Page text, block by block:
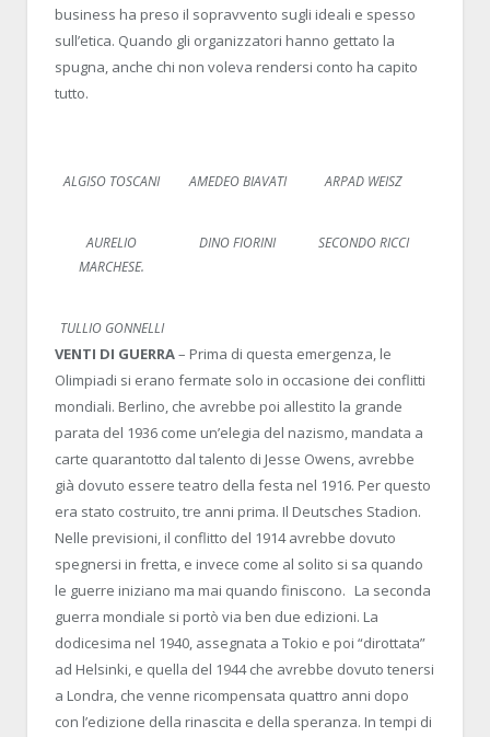
business ha preso il sopravvento sugli ideali e spesso
sull’etica. Quando gli organizzatori hanno gettato la
spugna, anche chi non voleva rendersi conto ha capito
tutto.
ALGISO TOSCANI AMEDEO BIAVATI ARPAD WEISZ
AURELIO
MARCHESE.
DINO FIORINI SECONDO RICCI
TULLIO GONNELLI
VENTI DI GUERRA– Prima di questa emergenza, le
Olimpiadi si erano fermate solo in occasione dei conflitti
mondiali. Berlino, che avrebbe poi allestito la grande
parata del 1936 come un’elegia del nazismo, mandata a
carte quarantotto dal talento di Jesse Owens, avrebbe
già dovuto essere teatro della festa nel 1916. Per questo
era stato costruito, tre anni prima. Il Deutsches Stadion.
Nelle previsioni, il conflitto del 1914 avrebbe dovuto
spegnersi in fretta, e invece come al solito si sa quando
le guerre iniziano ma mai quando finiscono. La seconda
guerra mondiale si portò via ben due edizioni. La
dodicesima nel 1940, assegnata a Tokio e poi “dirottata”
ad Helsinki, e quella del 1944 che avrebbe dovuto tenersi
a Londra, che venne ricompensata quattro anni dopo
con l’edizione della rinascita e della speranza. In tempi di